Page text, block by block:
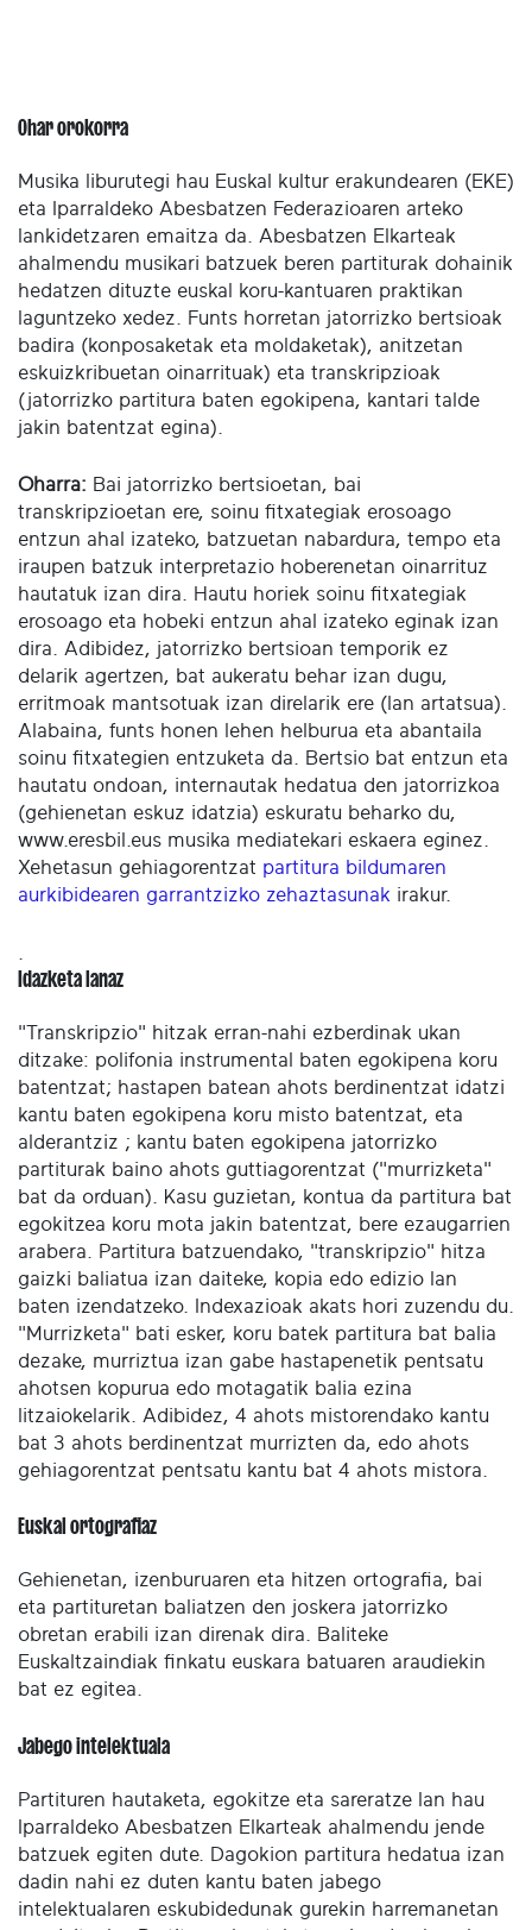
Ohar orokorra
Musika liburutegi hau Euskal kultur erakundearen (EKE)
eta Iparraldeko Abesbatzen Federazioaren arteko
lankidetzaren emaitza da. Abesbatzen Elkarteak
ahalmendu musikari batzuek beren partiturak dohainik
hedatzen dituzte euskal koru-kantuaren praktikan
laguntzeko xedez. Funts horretan jatorrizko bertsioak
badira (konposaketak eta moldaketak), anitzetan
eskuizkribuetan oinarrituak) eta transkripzioak
(jatorrizko partitura baten egokipena, kantari talde
jakin batentzat egina).
Oharra: Bai jatorrizko bertsioetan, bai
transkripzioetan ere, soinu fitxategiak erosoago
entzun ahal izateko, batzuetan nabardura, tempo eta
iraupen batzuk interpretazio hoberenetan oinarrituz
hautatuk izan dira. Hautu horiek soinu fitxategiak
erosoago eta hobeki entzun ahal izateko eginak izan
dira. Adibidez, jatorrizko bertsioan temporik ez
delarik agertzen, bat aukeratu behar izan dugu,
erritmoak mantsotuak izan direlarik ere (lan artatsua).
Alabaina, funts honen lehen helburua eta abantaila
soinu fitxategien entzuketa da. Bertsio bat entzun eta
hautatu ondoan, internautak hedatua den jatorrizkoa
(gehienetan eskuz idatzia) eskuratu beharko du,
www.eresbil.eus musika mediatekari eskaera eginez.
Xehetasun gehiagorentzat partitura bildumaren
aurkibidearen garrantzizko zehaztasunak irakur.
Idazketa lanaz
"Transkripzio" hitzak erran-nahi ezberdinak ukan
ditzake: polifonia instrumental baten egokipena koru
batentzat; hastapen batean ahots berdinentzat idatzi
kantu baten egokipena koru misto batentzat, eta
alderantziz ; kantu baten egokipena jatorrizko
partiturak baino ahots guttiagorentzat ("murrizketa"
bat da orduan). Kasu guzietan, kontua da partitura bat
egokitzea koru mota jakin batentzat, bere ezaugarrien
arabera. Partitura batzuendako, "transkripzio" hitza
gaizki baliatua izan daiteke, kopia edo edizio lan
baten izendatzeko. Indexazioak akats hori zuzendu du.
"Murrizketa" bati esker, koru batek partitura bat balia
dezake, murriztua izan gabe hastapenetik pentsatu
ahotsen kopurua edo motagatik balia ezina
litzaiokelarik. Adibidez, 4 ahots mistorendako kantu
bat 3 ahots berdinentzat murrizten da, edo ahots
gehiagorentzat pentsatu kantu bat 4 ahots mistora.
Euskal ortografiaz
Gehienetan, izenburuaren eta hitzen ortografia, bai
eta partituretan baliatzen den joskera jatorrizko
obretan erabili izan direnak dira. Baliteke
Euskaltzaindiak finkatu euskara batuaren araudiekin
bat ez egitea.
Jabego intelektuala
Partituren hautaketa, egokitze eta sareratze lan hau
Iparraldeko Abesbatzen Elkarteak ahalmendu jende
batzuek egiten dute. Dagokion partitura hedatua izan
dadin nahi ez duten kantu baten jabego
intelektualaren eskubidedunak gurekin harremanetan